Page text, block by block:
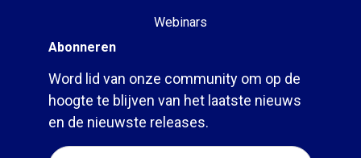
Webinars
Abonneren
Word lid van onze community om op de
hoogte te blijven van het laatste nieuws
en de nieuwste releases.